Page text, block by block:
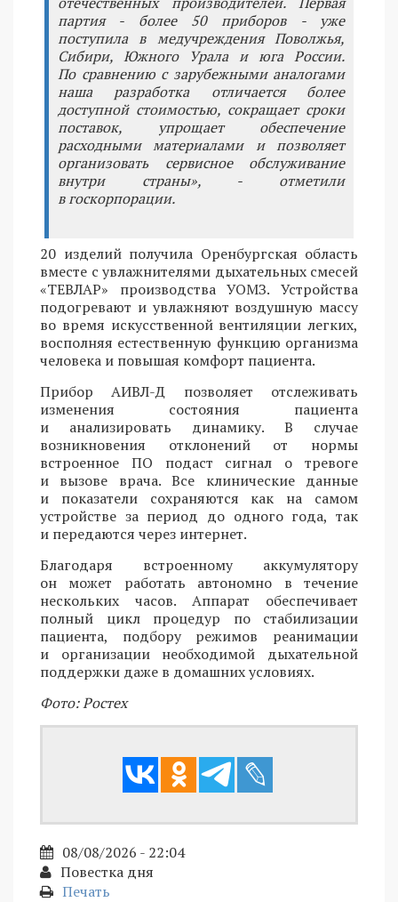
партия - более 50 приборов - уже
поступила в медучреждения Поволжья,
Сибири, Южного Урала и юга России.
По сравнению с зарубежными аналогами
наша разработка отличается более
доступной стоимостью, сокращает сроки
поставок, упрощает обеспечение
расходными материалами и позволяет
организовать сервисное обслуживание
внутри страны», - отметили
в госкорпорации.
20 изделий получила Оренбургская область
вместе с увлажнителями дыхательных смесей
«ТЕВЛАР» производства УОМЗ. Устройства
подогревают и увлажняют воздушную массу
во время искусственной вентиляции легких,
восполняя естественную функцию организма
человека и повышая комфорт пациента.
Прибор АИВЛ-Д позволяет отслеживать
изменения состояния пациента
и анализировать динамику. В случае
возникновения отклонений от нормы
встроенное ПО подаст сигнал о тревоге
и вызове врача. Все клинические данные
и показатели сохраняются как на самом
устройстве за период до одного года, так
и передаются через интернет.
Благодаря встроенному аккумулятору
он может работать автономно в течение
нескольких часов. Аппарат обеспечивает
полный цикл процедур по стабилизации
пациента, подбору режимов реанимации
и организации необходимой дыхательной
поддержки даже в домашних условиях.
Фото: Ростех
08/08/2026 - 22:04
Повестка дня
Печать